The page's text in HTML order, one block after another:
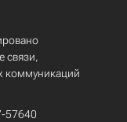
связи,
коммуникаций
57640